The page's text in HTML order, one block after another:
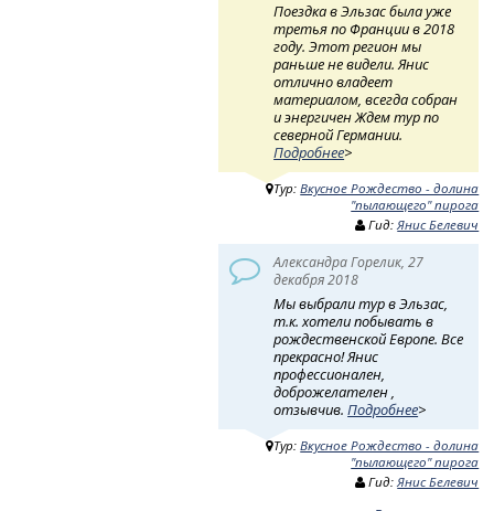
Поездка в Эльзас была уже
третья по Франции в 2018
году. Этот регион мы
раньше не видели. Янис
отлично владеет
материалом, всегда собран
и энергичен Ждем тур по
северной Германии.
Подробнее>
Тур:Вкусное Рождество - долина
"пылающего" пирога
Гид:Янис Белевич
Александра Горелик, 27
декабря 2018
Мы выбрали тур в Эльзас,
т.к. хотели побывать в
рождественской Европе. Все
прекрасно! Янис
профессионален,
доброжелателен ,
отзывчив.Подробнее>
Тур:Вкусное Рождество - долина
"пылающего" пирога
Гид:Янис Белевич